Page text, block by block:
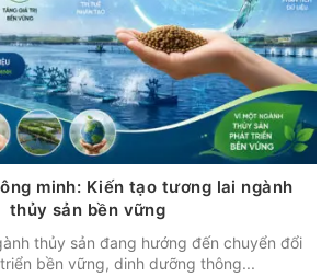
minh: Kiến tạo tương lai ngành
thủy sản bền vững
thủy sản đang hướng đến chuyển đổi
bền vững, dinh dưỡng thông...